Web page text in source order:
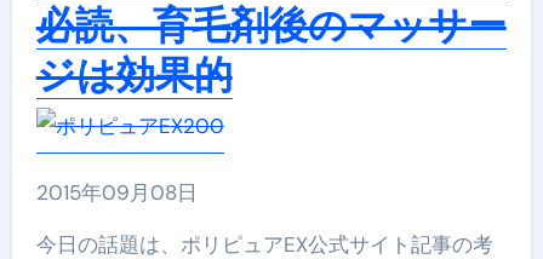
必読、育毛剤後のマッサー
ジは効果的
2015年09月08日
今日の話題は、ポリピュアEX公式サイト記事の考